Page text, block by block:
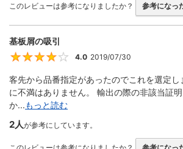
このレビューは参考になりましたか？ 参考になっ
基板屑の吸引
4
4.0 2019/07/30
客先から品番指定があったのでこれを選定
に不満はありません。 輸出の際の非該当証
か...もっと読む
2人が参考にしています。